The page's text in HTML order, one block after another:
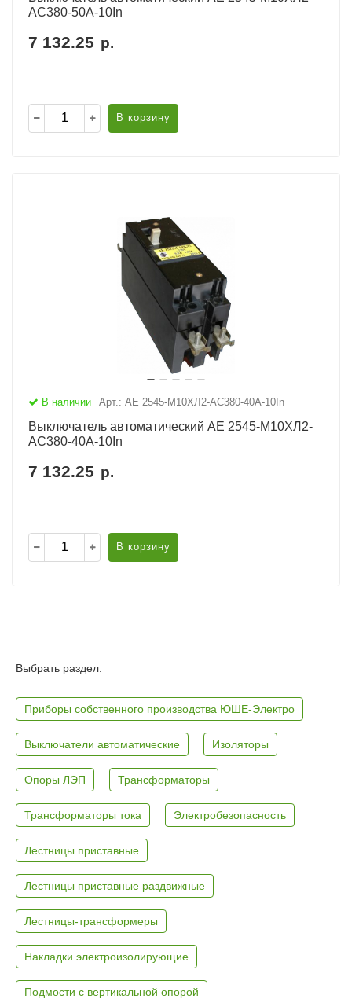
AC380-50А-10In
7 132.25 р.
В корзину
В наличии Арт.: АЕ 2545-М10ХЛ2-AC380-40А-10In
Выключатель автоматический АЕ 2545-М10ХЛ2-
AC380-40А-10In
7 132.25 р.
В корзину
Выбрать раздел:
Приборы собственного производства ЮШЕ-Электро
Выключатели автоматические Изоляторы
Опоры ЛЭП Трансформаторы
Трансформаторы тока Электробезопасность
Лестницы приставные
Лестницы приставные раздвижные
Лестницы-трансформеры
Накладки электроизолирующие
Подмости с вертикальной опорой